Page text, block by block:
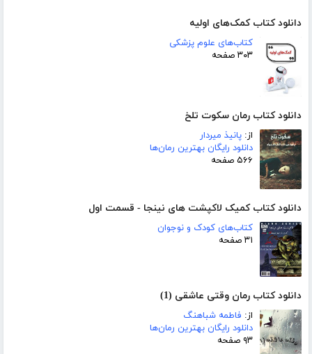
دانلود کتاب کمک‌های اولیه
کتاب‌های علوم پزشکی
۳۰۳ صفحه
دانلود کتاب رمان سکوت تلخ
از: پانیذ میردار
دانلود رایگان بهترین رمان‌ها
۵۶۶ صفحه
دانلود کتاب کمیک لاکپشت های نینجا - قسمت اول
کتاب‌های کودک و نوجوان
۳۱ صفحه
دانلود کتاب رمان وقتی عاشقی (1)
از: فاطمه شباهنگ
دانلود رایگان بهترین رمان‌ها
۹۳ صفحه